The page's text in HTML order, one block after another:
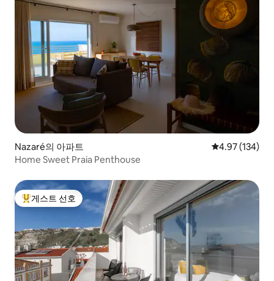
Nazaré의 아파트 평점 4.97점(5
4.97 (134)
Home Sweet Praia Penthouse
상위 게스트 선호
게스트 선호